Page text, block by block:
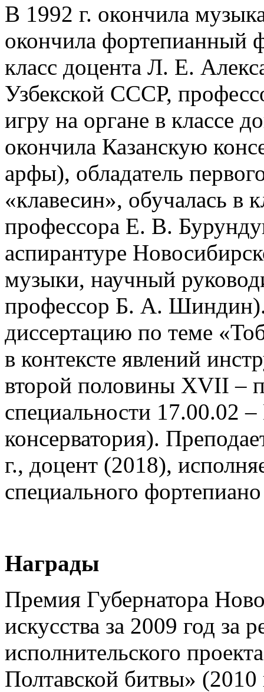
В 1992 г. окончила
окончила фортепианный
класс доцента Л. Е.
Узбекской СССР,
игру на органе в классе
окончила Казанскую
арфы), обладатель
«клавесин», обучалась в
профессора Е. В.
аспирантуре
музыки, научный
профессор Б. А. Шиндин).
диссертацию по теме
в контексте явлений
второй половины XVII –
специальности 17.00.02
консерватория).
г., доцент (2018),
специального
Награды
Премия Губернатора
искусства за 2009 год за
исполнительского
Полтавской битвы» (2010